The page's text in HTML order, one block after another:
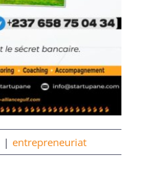
| entrepreneuriat